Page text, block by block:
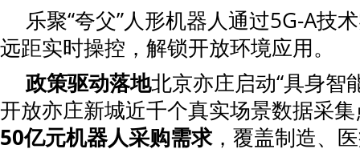
乐聚“夸父”人形机器人通过5G-A技
远距实时操控，解锁开放环境应用。
政策驱动落地北京亦庄启动“具身智
开放亦庄新城近千个真实场景数据采
50亿元机器人采购需求，覆盖制造、